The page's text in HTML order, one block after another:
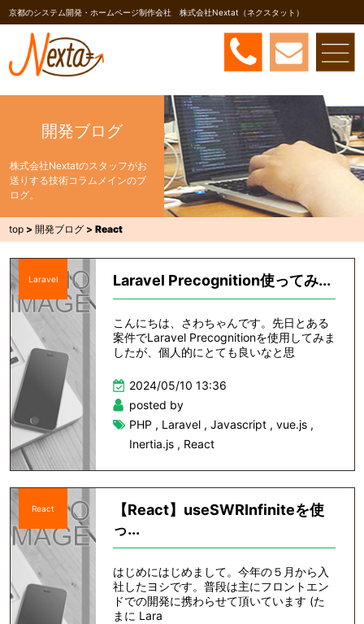
京都のシステム開発・ホームページ制作会社 株式会社Nextat（ネクスタット）
開発ブログ
株式会社Nextatのスタッフがお
送りする技術コラムメインのブ
ログ。
top >開発ブログ >React
Laravel Laravel Precognition使ってみ...
こんにちは、さわちゃんです。先日とある
案件でLaravel Precognitionを使用してみま
したが、個人的にとても良いなと思
2024/05/10 13:36
posted by
PHP , Laravel, Javascript, vue.js,
Inertia.js, React
React
【React】useSWRInfiniteを使
っ...
はじめにはじめまして。今年の５月から入
社したヨシです。普段は主にフロントエン
ドでの開発に携わらせて頂いています (た
まに Lara